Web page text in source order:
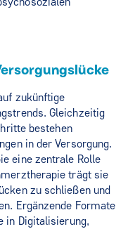
zukünftige
Gleichzeitig
bestehen
in der Versorgung.
eine zentrale Rolle
trägt sie
zu schließen und
Ergänzende Formate
in Digitalisierung,